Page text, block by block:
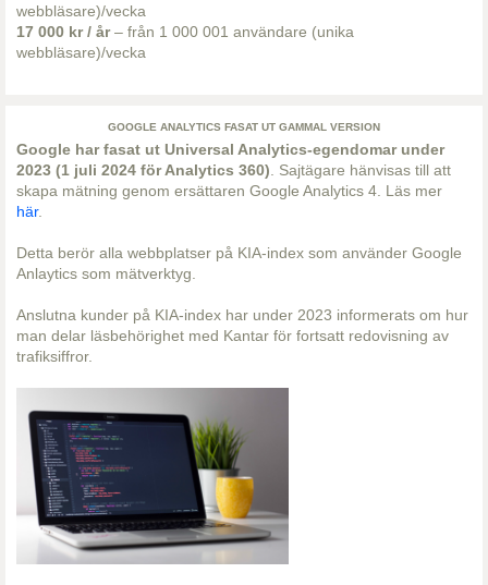
webbläsare)/vecka
17 000 kr / år– från 1 000 001 användare (unika
webbläsare)/vecka
GOOGLE ANALYTICS FASAT UT GAMMAL VERSION
Google har fasat ut Universal Analytics-egendomar under
2023 (1 juli 2024 för Analytics 360) . Sajtägare hänvisas till att
skapa mätning genom ersättaren Google Analytics 4. Läs mer
här.
Detta berör alla webbplatser på KIA-index som använder Google
Anlaytics som mätverktyg.
Anslutna kunder på KIA-index har under 2023 informerats om hur
man delar läsbehörighet med Kantar för fortsatt redovisning av
trafiksiffror.